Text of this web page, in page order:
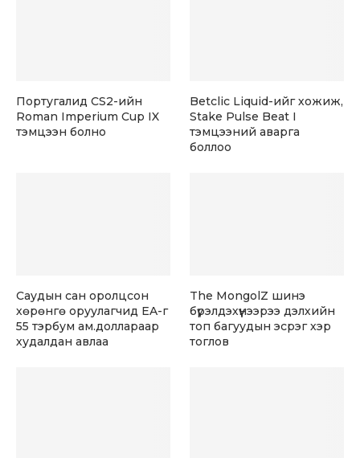
Португалид CS2-ийн
Roman Imperium Cup IX
тэмцээн болно
Betclic Liquid-ийг хожиж,
Stake Pulse Beat I
тэмцээний аварга
боллоо
Саудын сан оролцсон
хөрөнгө оруулагчид EA-г
55 тэрбум ам.доллараар
худалдан авлаа
The MongolZ шинэ
бүрэлдэхүүнээрээ дэлхийн
топ багуудын эсрэг хэр
тоглов